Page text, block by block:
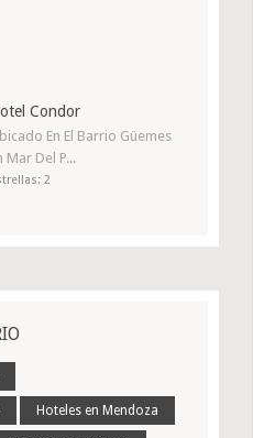
Condor
En El Barrio Güemes
Mar Del P...
2
Hoteles en Mendoza